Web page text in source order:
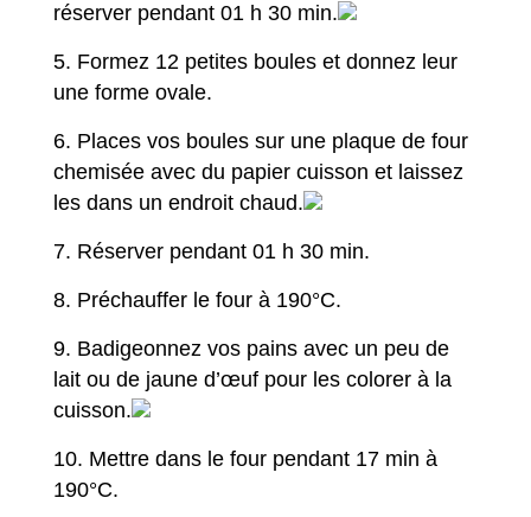
réserver pendant 01 h 30 min.
Formez 12 petites boules et donnez leur
une forme ovale.
Places vos boules sur une plaque de four
chemisée avec du papier cuisson et laissez
les dans un endroit chaud.
Réserver pendant 01 h 30 min.
Préchauffer le four à 190°C.
Badigeonnez vos pains avec un peu de
lait ou de jaune d’œuf pour les colorer à la
cuisson.
Mettre dans le four pendant 17 min à
190°C.